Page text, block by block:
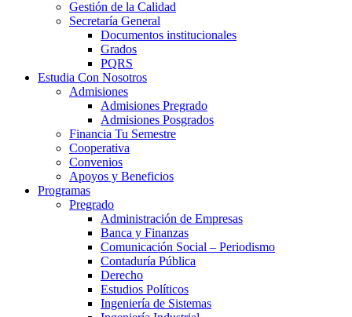
Gestión de la Calidad
Secretaría General
Documentos institucionales
Grados
PQRS
Estudia Con Nosotros
Admisiones
Admisiones Pregrado
Admisiones Posgrados
Financia Tu Semestre
Cooperativa
Convenios
Apoyos y Beneficios
Programas
Pregrado
Administración de Empresas
Banca y Finanzas
Comunicación Social – Periodismo
Contaduría Pública
Derecho
Estudios Políticos
Ingeniería de Sistemas